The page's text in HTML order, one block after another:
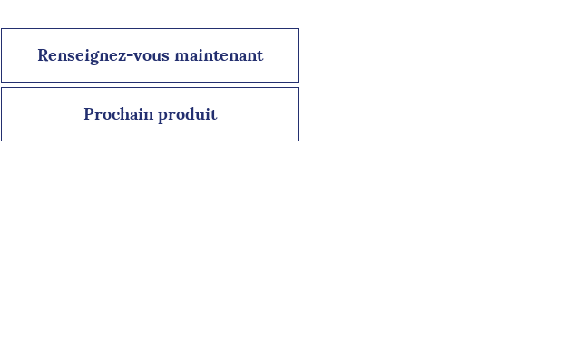
Renseignez-vous maintenant
Prochain produit